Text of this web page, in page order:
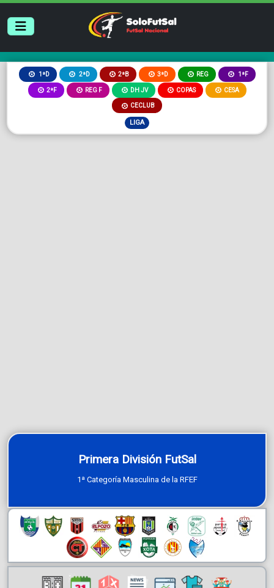
1ªD 2ªD 2ªB 3ªD REG 1ªF
2ªF REG F DH JV COPAS CESA
CECLUB
LIGA
Primera División FutSal
1ª Categoría Masculina de la RFEF